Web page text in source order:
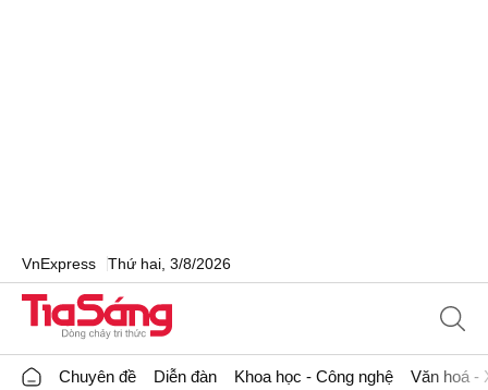
VnExpress Thứ hai, 3/8/2026
Chuyên đề Diễn đàn Khoa học - Công nghệ Văn hoá -